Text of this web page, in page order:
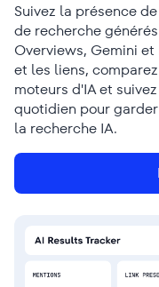
Suivez la présence
de recherche
Overviews, Gemini
et les liens,
moteurs d'IA et
quotidien pour
la recherche IA.